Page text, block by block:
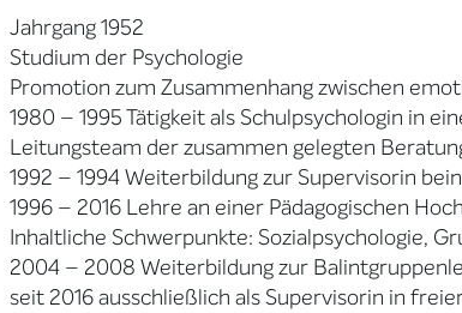
Jahrgang 1952
Studium der Psychologie
Promotion zum Zusammenhang zwischen
1980 – 1995 Tätigkeit als Schulpsychologin in
Leitungsteam der zusammen gelegten
1992 – 1994 Weiterbildung zur Supervisorin
1996 – 2016 Lehre an einer Pädagogischen
Inhaltliche Schwerpunkte: Sozialpsychologie,
2004 – 2008 Weiterbildung zur
seit 2016 ausschließlich als Supervisorin in